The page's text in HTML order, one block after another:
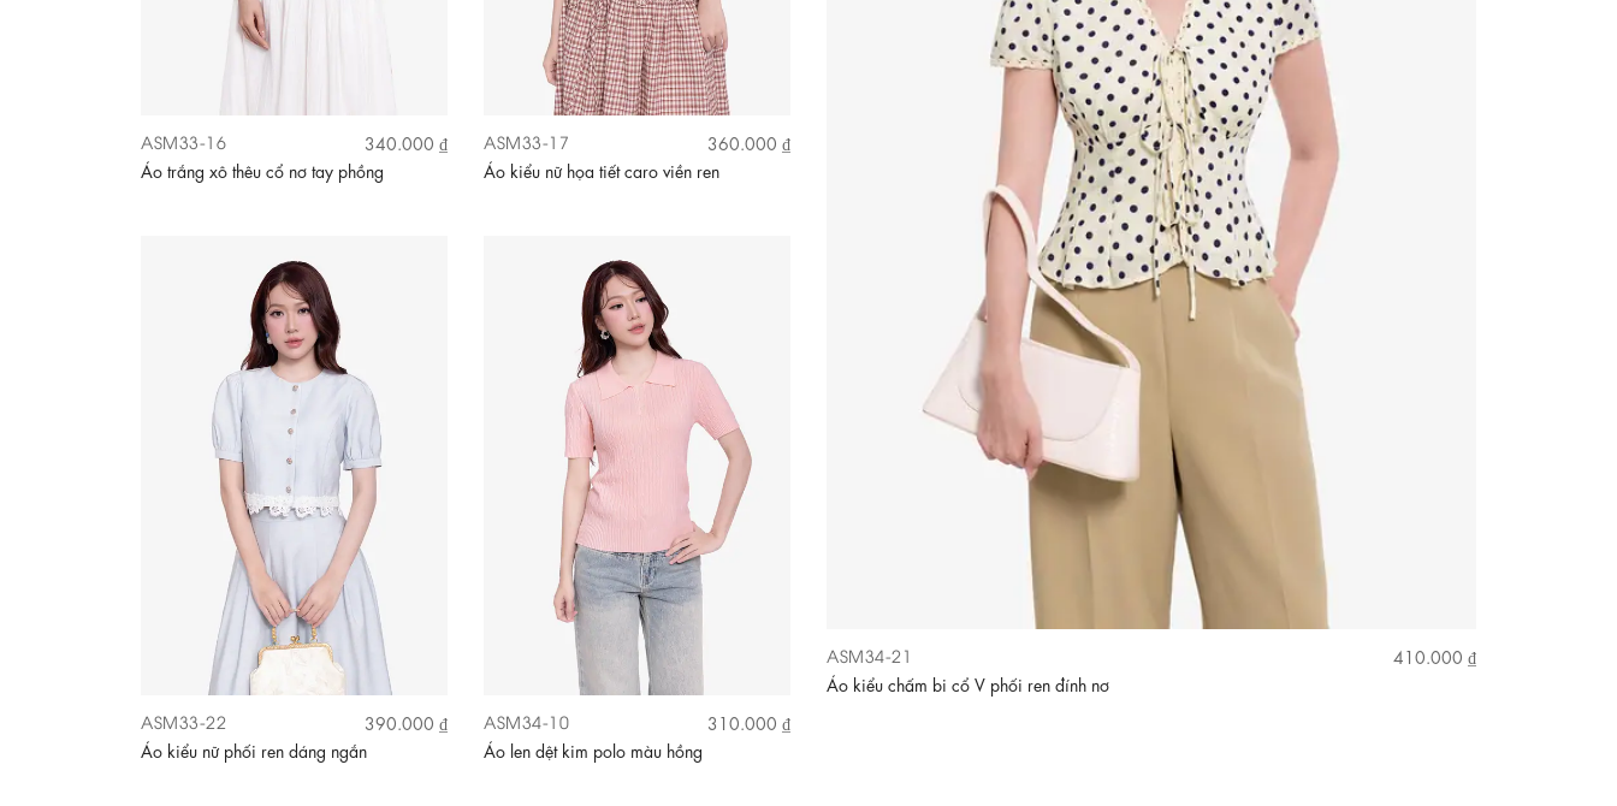
ASM33-16
340.000 ₫
Áo trắng xô thêu cổ nơ tay phồng
ASM33-17
360.000 ₫
Áo kiểu nữ họa tiết caro viền ren
ASM34-21
410.000 ₫
Áo kiểu chấm bi cổ V phối ren đính nơ
ASM33-22
390.000 ₫
Áo kiểu nữ phối ren dáng ngắn
ASM34-10
310.000 ₫
Áo len dệt kim polo màu hồng